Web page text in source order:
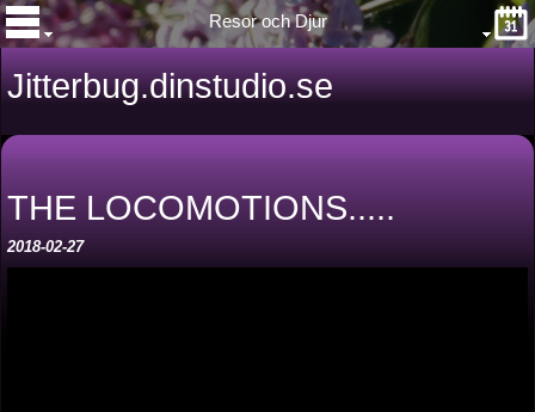
Jitterbug.dinstudio.se
Resor och Djur
THE LOCOMOTIONS.....
2018-02-27